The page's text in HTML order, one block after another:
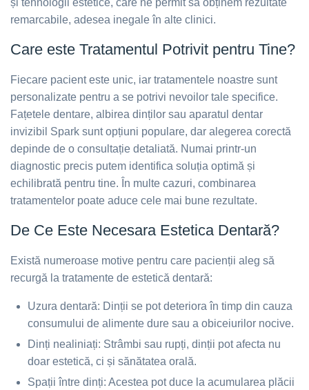
remarcabile, adesea inegale în alte clinici.
Care este Tratamentul Potrivit pentru Tine?
Fiecare pacient este unic, iar tratamentele noastre sunt
personalizate pentru a se potrivi nevoilor tale specifice.
Fațetele dentare, albirea dinților sau aparatul dentar
invizibil Spark sunt opțiuni populare, dar alegerea corectă
depinde de o consultație detaliată. Numai printr-un
diagnostic precis putem identifica soluția optimă și
echilibrată pentru tine. În multe cazuri, combinarea
tratamentelor poate aduce cele mai bune rezultate.
De Ce Este Necesara Estetica Dentară?
Există numeroase motive pentru care pacienții aleg să
recurgă la tratamente de estetică dentară:
Uzura dentară: Dinții se pot deteriora în timp din cauza
consumului de alimente dure sau a obiceiurilor nocive.
Dinți nealiniați: Strâmbi sau rupți, dinții pot afecta nu
doar estetică, ci și sănătatea orală.
Spații între dinți: Acestea pot duce la acumularea plăcii